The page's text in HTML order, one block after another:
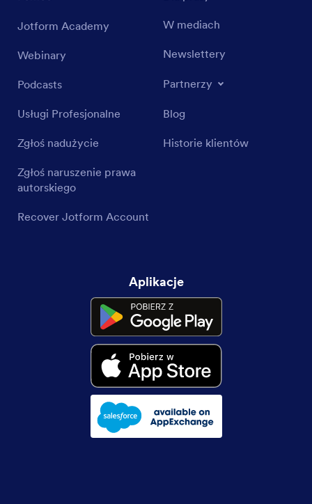
Jotform Academy
Webinary
Podcasts
Usługi Profesjonalne
Zgłoś nadużycie
Zgłoś naruszenie prawa
autorskiego
Recover Jotform Account
W mediach
Newslettery
Partnerzy
Blog
Historie klientów
Aplikacje